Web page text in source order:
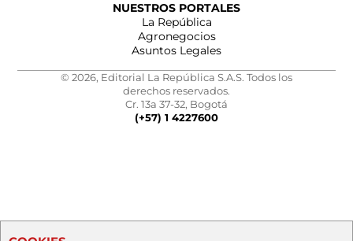
NUESTROS PORTALES
La República
Agronegocios
Asuntos Legales
© 2026, Editorial La República S.A.S. Todos los
derechos reservados.
Cr. 13a 37-32, Bogotá
(+57) 1 4227600